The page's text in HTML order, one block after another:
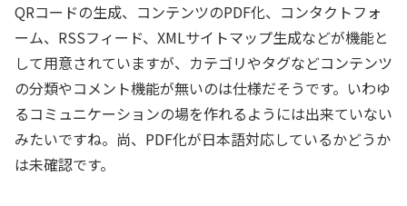
QRコードの生成、コンテンツのPDF化、コンタクトフォ
ーム、RSSフィード、XMLサイトマップ生成などが機能と
して用意されていますが、カテゴリやタグなどコンテンツ
の分類やコメント機能が無いのは仕様だそうです。いわゆ
るコミュニケーションの場を作れるようには出来ていない
みたいですね。尚、PDF化が日本語対応しているかどうか
は未確認です。